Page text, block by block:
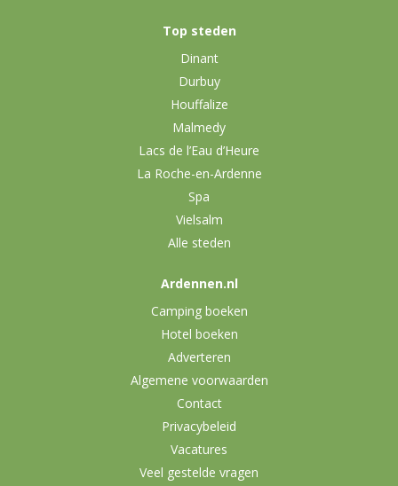
Top steden
Dinant
Durbuy
Houffalize
Malmedy
Lacs de l’Eau d’Heure
La Roche-en-Ardenne
Spa
Vielsalm
Alle steden
Ardennen.nl
Camping boeken
Hotel boeken
Adverteren
Algemene voorwaarden
Contact
Privacybeleid
Vacatures
Veel gestelde vragen